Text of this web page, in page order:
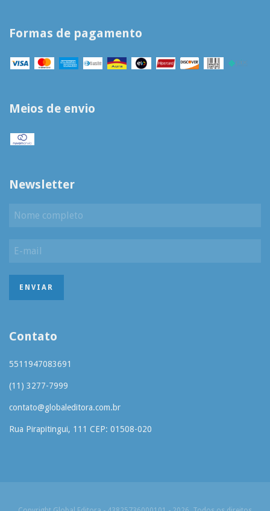
Formas de pagamento
Meios de envio
Newsletter
Contato
5511947083691
(11) 3277-7999
contato@globaleditora.com.br
Rua Pirapitingui, 111 CEP: 01508-020